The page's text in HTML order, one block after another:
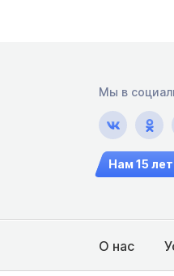
Мы в
Нам 15
О нас